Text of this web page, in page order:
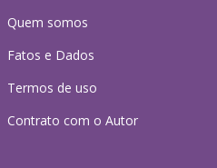
Quem somos
Fatos e Dados
Termos de uso
Contrato com o Autor